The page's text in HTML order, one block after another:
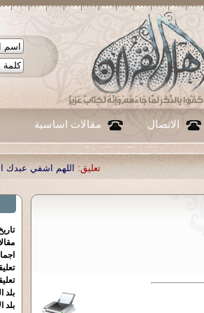
الاتصال مقالات اساسية
اللهم اشفي عبدك احمد صبحي منصور
بلد
بلد